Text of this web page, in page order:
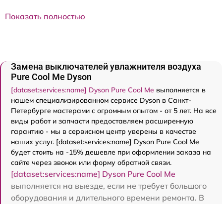
Показать полностью
Замена выключателей увлажнителя воздуха
Pure Cool Me Dyson
[dataset:services:name] Dyson Pure Cool Me выполняется в
нашем специализированном сервисе Dyson в Санкт-
Петербурге мастерами с огромным опытом - от 5 лет. На все
виды работ и запчасти предоставляем расширенную
гарантию - мы в сервисном центр уверены в качестве
наших услуг. [dataset:services:name] Dyson Pure Cool Me
будет стоить на -15% дешевле при оформлении заказа на
сайте через звонок или форму обратной связи.
[dataset:services:name] Dyson Pure Cool Me
выполняется на выезде, если не требует большого
оборудования и длительного времени ремонта. В